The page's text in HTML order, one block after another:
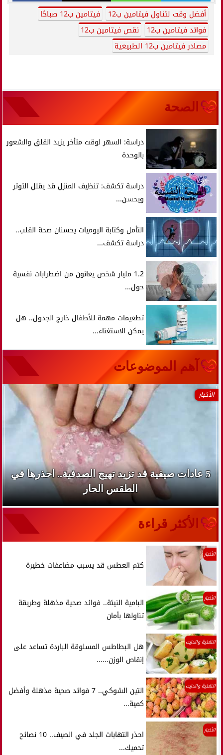
أفضل وقت لتناول فيتامين ب12
فيتامين ب12 صباحًا
فوائد فيتامين ب12
نقص فيتامين ب12
مصادر فيتامين ب12 الطبيعية
الصحة
دراسة: السهر لوقت متأخر يزيد القلق والشعور
بالوحدة
دراسة تكشف: تنظيف المنزل قد يقلل التوتر
ويحسن...
التأمل وكتابة اليوميات يحسنان صحة القلب..
دراسة تكشف...
1.2 مليار شخص يعانون من اضطرابات نفسية
حول...
تطعيمات مهمة للأطفال خارج الجدول.. هل
يمكن الاستغناء...
آهم الموضوعات
الأخبار
5 عادات صيفية قد تزيد تهيج الصدفية.. احذرها في
الطقس الحار
الأكثر قراءة
الأخبار
كتم العطس قد يسبب مضاعفات خطيرة
الأخبار
البامية النيئة.. فوائد صحية مذهلة وطريقة
تناولها بأمان
التغذية والدايت
هل البطاطس المسلوقة الباردة تساعد على
إنقاص الوزن......
التغذية والدايت
التين الشوكي.. 7 فوائد صحية مذهلة وأفضل
كمية...
الأخبار
احذر التهابات الجلد في الصيف.. 10 نصائح
تحميك...